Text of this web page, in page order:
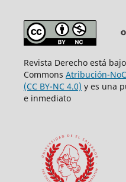
Revista Derecho está
Commons Atribución-
(CC BY-NC 4.0) y es una
e inmediato